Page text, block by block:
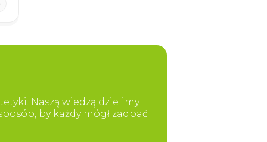
Naszą wiedzą dzielimy
by każdy mógł zadbać